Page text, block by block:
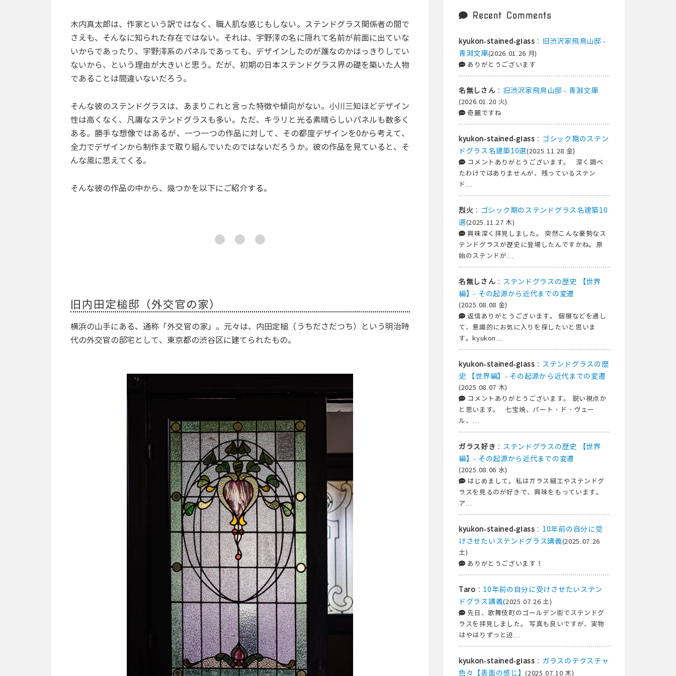
木内真太郎は、作家という訳ではなく、職人肌な感じもしない。ステンドグラス関係者の間で
さえも、そんなに知られた存在ではない。それは、宇野澤の名に隠れて名前が前面に出ていな
いからであったり、宇野澤系のパネルであっても、デザインしたのが誰なのかはっきりしてい
ないから、という理由が大きいと思う。だが、初期の日本ステンドグラス界の礎を築いた人物
であることは間違いないだろう。
そんな彼のステンドグラスは、あまりこれと言った特徴や傾向がない。小川三知ほどデザイン
性は高くなく、凡庸なステンドグラスも多い。ただ、キラリと光る素晴らしいパネルも数多く
ある。勝手な想像ではあるが、一つ一つの作品に対して、その都度デザインを0から考えて、
全力でデザインから制作まで取り組んでいたのではないだろうか。彼の作品を見ていると、そ
んな風に思えてくる。
そんな彼の作品の中から、幾つかを以下にご紹介する。
旧内田定槌邸（外交官の家）
横浜の山手にある、通称「外交官の家」。元々は、内田定槌（うちださだつち）という明治時
代の外交官の邸宅として、東京都の渋谷区に建てられたもの。
Recent Comments
kyukon-stained-glass : 旧渋沢家飛鳥山邸 -
青淵文庫(2026.01.26 月)
ありがとうございます
名無しさん : 旧渋沢家飛鳥山邸 - 青淵文庫
(2026.01.20 火)
奇麗ですね
kyukon-stained-glass : ゴシック期のステン
ドグラス名建築10選(2025.11.28 金)
コメントありがとうございます。 深く調べ
たわけではありませんが、残っているステン
ド...
烈火 : ゴシック期のステンドグラス名建築10
選(2025.11.27 木)
興味深く拝見しました。 突然こんな豪勢なス
テンドグラスが歴史に登場したんですかね。原
始のステンドが...
名無しさん : ステンドグラスの歴史 【世界
編】- その起源から近代までの変遷
(2025.08.08 金)
返信ありがとうございます。 個展などを通し
て、意識的にお気に入りを探したいと思いま
す。kyukon...
kyukon-stained-glass : ステンドグラスの歴
史 【世界編】- その起源から近代までの変遷
(2025.08.07 木)
コメントありがとうございます。 鋭い視点か
と思います。 七宝焼、パート・ド・ヴェー
ル、...
ガラス好き : ステンドグラスの歴史 【世界
編】- その起源から近代までの変遷
(2025.08.06 水)
はじめまして。私はガラス細工やステンドグ
ラスを見るのが好きで、興味をもっています。
ア...
kyukon-stained-glass : 10年前の自分に受
けさせたいステンドグラス講義(2025.07.26
土)
ありがとうございます！
Taro : 10年前の自分に受けさせたいステン
ドグラス講義(2025.07.26 土)
先日、歌舞伎町のゴールデン街でステンドグ
ラスを拝見しました。 写真も良いですが、実物
はやはりずっと迫...
kyukon-stained-glass : ガラスのテクスチャ
色々【表面の感じ】(2025.07.10 木)